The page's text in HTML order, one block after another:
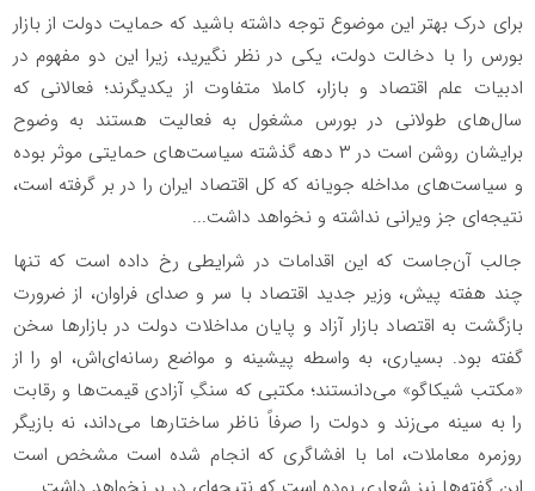
برای درک بهتر این موضوع توجه داشته باشید که حمایت دولت از بازار
بورس را با دخالت دولت، یکی در نظر نگیرید، زیرا این دو مفهوم در
ادبیات علم اقتصاد و بازار، کاملا متفاوت از یکدیگرند؛ فعالانی که
سال‌های طولانی در بورس مشغول به فعالیت هستند به وضوح
برایشان روشن است در ۳ دهه گذشته سیاست‌های حمایتی موثر بوده
و سیاست‌های مداخله جویانه که کل اقتصاد ایران را در بر گرفته است،
نتیجه‌ای جز ویرانی نداشته و نخواهد داشت...
جالب آن‌جاست که این اقدامات در شرایطی رخ داده است که تنها
چند هفته پیش، وزیر جدید اقتصاد با سر و صدای فراوان، از ضرورت
بازگشت به اقتصاد بازار آزاد و پایان مداخلات دولت در بازار‌ها سخن
گفته بود. بسیاری، به واسطه پیشینه و مواضع رسانه‌ای‌اش، او را از
«مکتب شیکاگو» می‌دانستند؛ مکتبی که سنگِ آزادی قیمت‌ها و رقابت
را به سینه می‌زند و دولت را صرفاً ناظر ساختار‌ها می‌داند، نه بازیگر
روزمره معاملات، اما با افشاگری که انجام شده است مشخص است